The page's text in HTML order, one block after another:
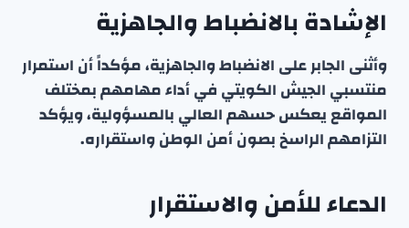
الإشادة بالانضباط والجاهزية
وأثنى الجابر على الانضباط والجاهزية، مؤكداً أن استمرار
منتسبي الجيش الكويتي في أداء مهامهم بمختلف
المواقع يعكس حسهم العالي بالمسؤولية، ويؤكد
التزامهم الراسخ بصون أمن الوطن واستقراره.
الدعاء للأمن والاستقرار